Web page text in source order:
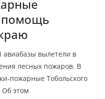
помощь
авиабазы вылетели в
лесных пожаров. В
Тобольского
Об этом